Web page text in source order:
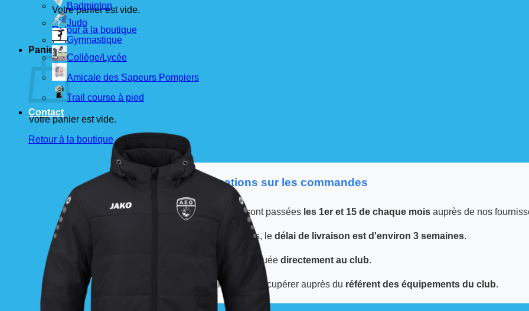
Votre panier est vide.
Retour à la boutique
Panier
Votre panier est vide.
Retour à la boutique
📦 Informations sur les commandes
Les commandes sont passées les 1er et 15 de chaque moisauprès de nos
À partir de ces dates, le délai de livraison est d'environ 3 semaines.
La livraison est effectuée directement au club.
La commande est à récupérer auprès du référent des équipements du club.
Badminton
Judo
Gymnastique
Collège/Lycée
Amicale des Sapeurs Pompiers
Trail course à pied
Contact